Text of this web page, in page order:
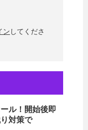
ン してくださ
ル！開始後即
対策で